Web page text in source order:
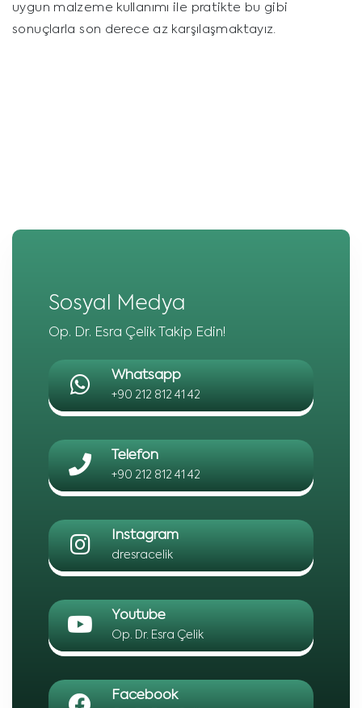
uygun malzeme kullanımı ile pratikte bu gibi
sonuçlarla son derece az karşılaşmaktayız.
Sosyal Medya
Op. Dr. Esra Çelik Takip Edin!
Whatsapp
+90 212 812 41 42
Telefon
+90 212 812 41 42
Instagram
dresracelik
Youtube
Op. Dr. Esra Çelik
Facebook